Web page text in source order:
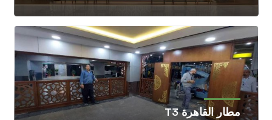
مطار القاهرة T3